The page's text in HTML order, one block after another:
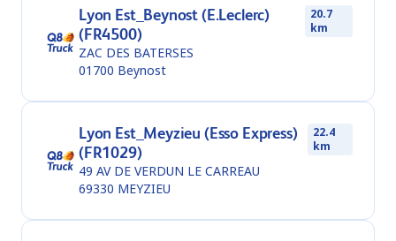
Lyon Est_Beynost (E.Leclerc)
(FR4500)
20.7
km
ZAC DES BATERSES
01700 Beynost
Lyon Est_Meyzieu (Esso Express)
(FR1029)
22.4
km
49 AV DE VERDUN LE CARREAU
69330 MEYZIEU